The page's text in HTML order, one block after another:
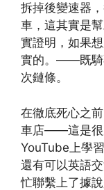
拆掉後變速器
車，這其實是
實證明，如果
實的。——既騎
次鏈條。
在徹底死心之
車店——這是很
YouTube上學
還有可以英語
忙聯繫上了據